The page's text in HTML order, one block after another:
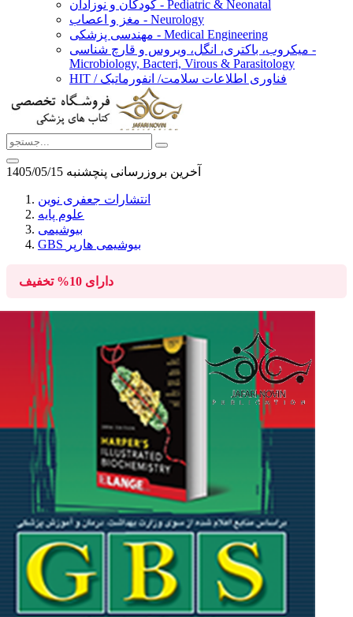
کودکان و نوزادان - Pediatric & Neonatal
مغز و اعصاب - Neurology
مهندسی پزشکی - Medical Engineering
میکروب، باکتری، انگل، ویروس و قارچ شناسی -
Microbiology, Bacteri, Virous & Parasitology
HIT / فناوری اطلاعات سلامت/ انفورماتیک
آخرین بروزرسانی پنچشنبه 1405/05/15
انتشارات جعفری نوین
علوم پایه
بیوشیمی
GBS بیوشیمی هارپر
دارای 10% تخفیف